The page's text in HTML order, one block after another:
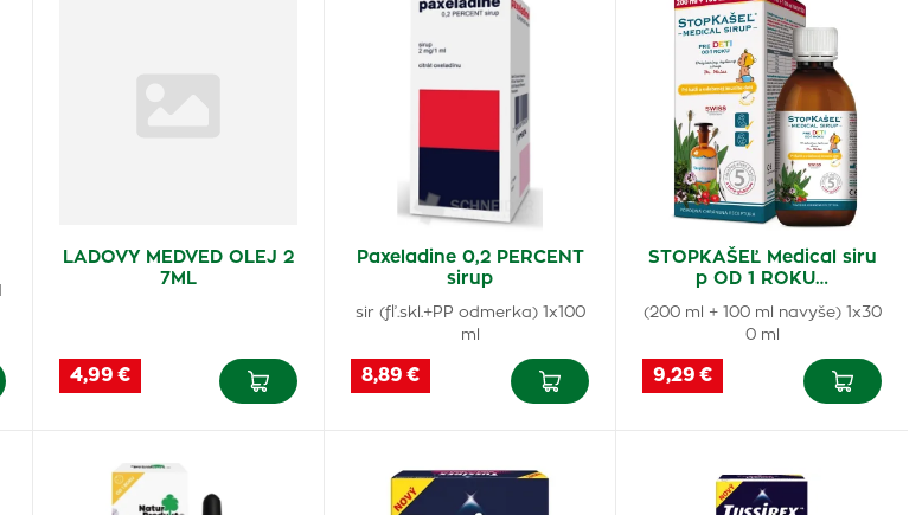
LADOVY MEDVED OLEJ 2
7ML
4,99 €
Paxeladine 0,2 PERCENT
sirup
sir (fľ.skl.+PP odmerka) 1x100
ml
8,89 €
STOPKAŠEĽ Medical siru
p OD 1 ROKU…
(200 ml + 100 ml navyše) 1x30
0 ml
9,29 €